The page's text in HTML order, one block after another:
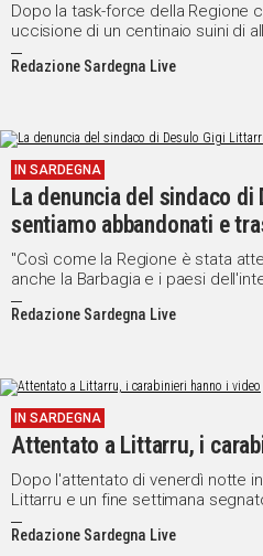
Dopo la task-force della Regione
uccisione di un centinaio suini di
il sindaco di Desulo Gigi Littarru si
Redazione Sardegna Live
IN SARDEGNA
La denuncia del sindaco
sentiamo abbandonati e
"Così come la Regione è stata
anche la Barbagia e i paesi
attenzione, la stessa che dedica
risorse e progetti".
Redazione Sardegna Live
IN SARDEGNA
Attentato a Littarru, i
Dopo l'attentato di venerdì notte
Littarru e un fine settimana
reazioni, ieri a Desulo, con l'inizio
situazione sembra essere
Redazione Sardegna Live